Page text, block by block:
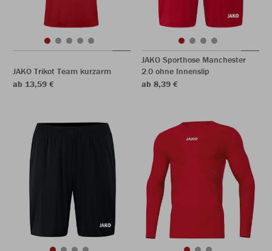
JAKO Trikot Team kurzarm
ab 13,59 €
JAKO Sporthose Manchester
2.0 ohne Innenslip
ab 8,39 €